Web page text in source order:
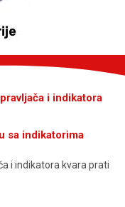
i indikatora
sa indikatorima
i indikatora kvara prati